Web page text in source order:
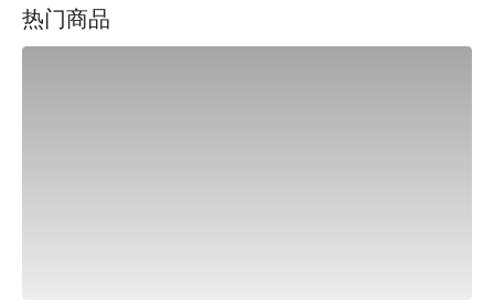
无论你是来享用一顿简便的晚餐，还是想在这里消磨一整个夜
晚，它的独特魅力都将让你难忘：
热门商品